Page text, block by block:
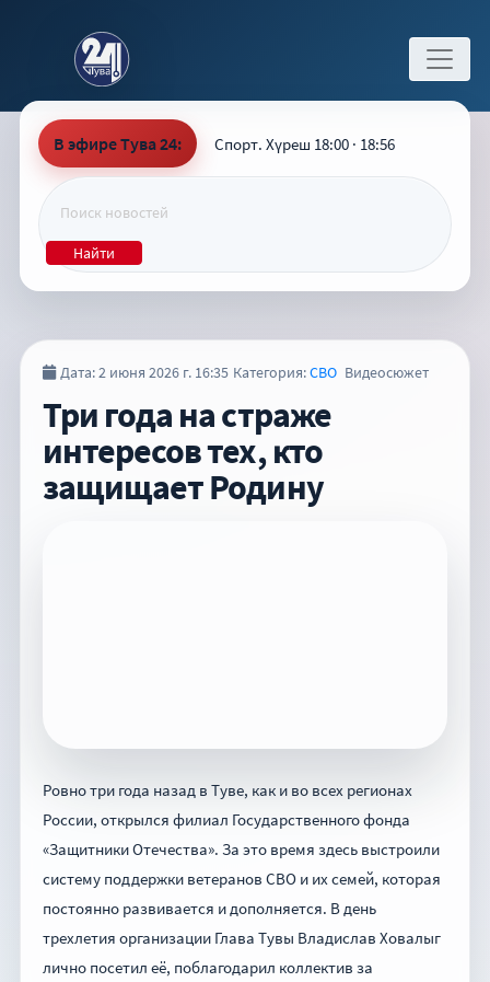
В эфире Тува 24: Спорт. Хүреш 18:00 · 18:56
Найти
Дата: 2 июня 2026 г. 16:35 Категория:СВО Видеосюжет
Три года на страже
интересов тех, кто
защищает Родину
Ровно три года назад в Туве, как и во всех регионах
России, открылся филиал Государственного фонда
«Защитники Отечества». За это время здесь выстроили
систему поддержки ветеранов СВО и их семей, которая
постоянно развивается и дополняется. В день
трехлетия организации Глава Тувы Владислав Ховалыг
лично посетил её, поблагодарил коллектив за